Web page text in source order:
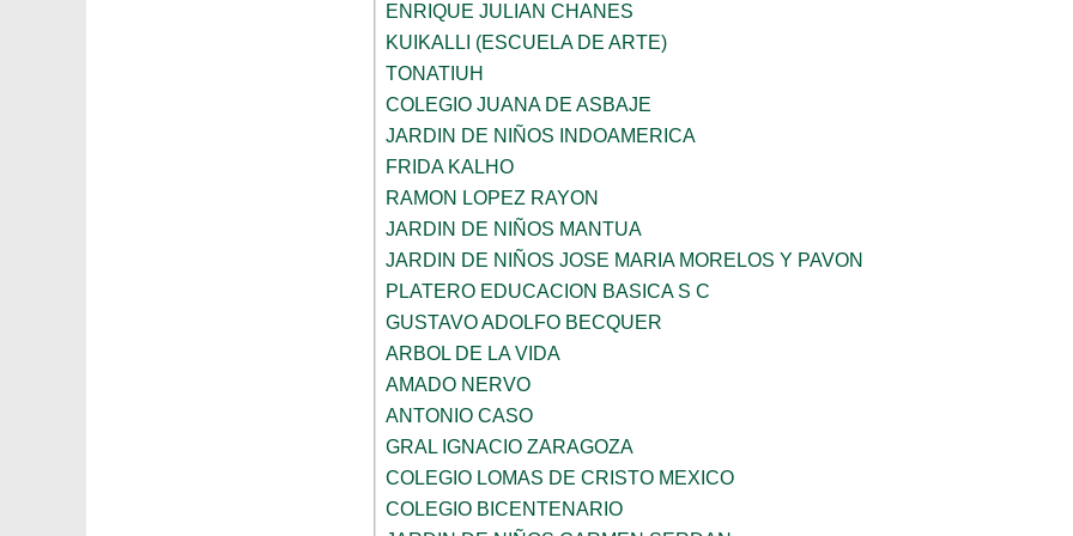
ENRIQUE JULIAN CHANES
KUIKALLI (ESCUELA DE ARTE)
TONATIUH
COLEGIO JUANA DE ASBAJE
JARDIN DE NIÑOS INDOAMERICA
FRIDA KALHO
RAMON LOPEZ RAYON
JARDIN DE NIÑOS MANTUA
JARDIN DE NIÑOS JOSE MARIA MORELOS Y PAVON
PLATERO EDUCACION BASICA S C
GUSTAVO ADOLFO BECQUER
ARBOL DE LA VIDA
AMADO NERVO
ANTONIO CASO
GRAL IGNACIO ZARAGOZA
COLEGIO LOMAS DE CRISTO MEXICO
COLEGIO BICENTENARIO